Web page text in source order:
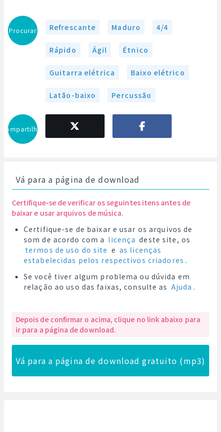
Procurar Refrescante Maduro 4/4
Rápido Ágil Étnico
Guitarra elétrica Baixo elétrico
Latão-baixo Percussão
Compartilhar
Vá para a página de download
Certifique-se de verificar os seguintes itens antes de
baixar e usar arquivos de música.
Certifique-se de baixar e usar os arquivos de
som de acordo com a licença deste site, os
termos de uso do site e as licenças
estabelecidas pelos respectivos criadores .
Se você tiver algum problema ou dúvida em
relação ao uso das faixas, consulte as Ajuda .
Depois de confirmar o acima, clique no link abaixo para
ir para a página de download.
Vá para a página de download gratuito (mp3)